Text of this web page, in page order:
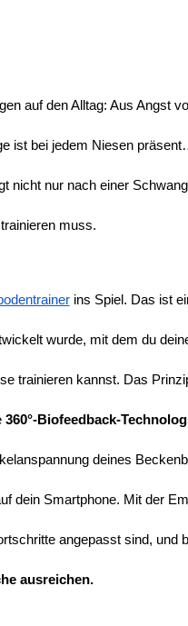
auf den Alltag: Aus Angst
ist bei jedem Niesen
nicht nur nach einer
muss.
ins Spiel. Das ist
wurde, mit dem du
trainieren kannst. Das
360°-Biofeedback-
deines
dein Smartphone. Mit der
angepasst sind, und
ausreichen.